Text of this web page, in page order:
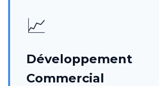
📈
Développement
Commercial